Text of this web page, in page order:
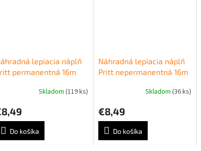
lepiacia náplň
permanentná 16m
Skladom (119 ks)
Do košíka
Náhradná lepiacia náplň
Pritt nepermanentná 16m
Skladom (36 ks)
€8,49
Do košíka